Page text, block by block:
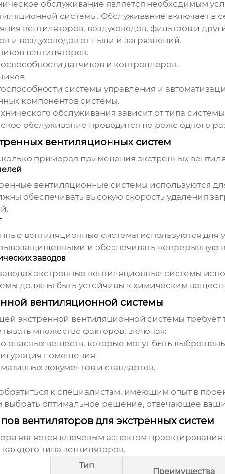
обслуживание является необходимым
системы. Обслуживание включает в
вентиляторов, воздуховодов, фильтров и
и воздуховодов от пыли и загрязнений.
вентиляторов.
датчиков и контроллеров.
системы управления и
компонентов системы.
обслуживания зависит от типа
обслуживание проводится не реже одного
вентиляционных систем
примеров применения экстренных
вентиляционные системы используются
обеспечивать высокую скорость удаления
вентиляционные системы используются для
и обеспечивать непрерывную
заводов
экстренные вентиляционные системы
должны быть устойчивы к химическим
вентиляционной системы
экстренной вентиляционной системы требует
множество факторов, включая:
опасных веществ, которые могут быть
помещения.
документов и стандартов.
к специалистам, имеющим опыт в
выбрать оптимальное решение, отвечающее
вентиляторов для экстренных систем
является ключевым аспектом проектирования
типа вентиляторов.
Тип
Преимущества